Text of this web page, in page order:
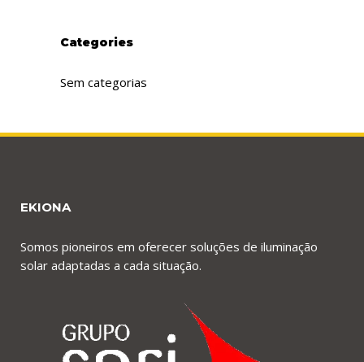
Categories
Sem categorias
EKIONA
Somos pioneiros em oferecer soluções de iluminação
solar adaptadas a cada situação.